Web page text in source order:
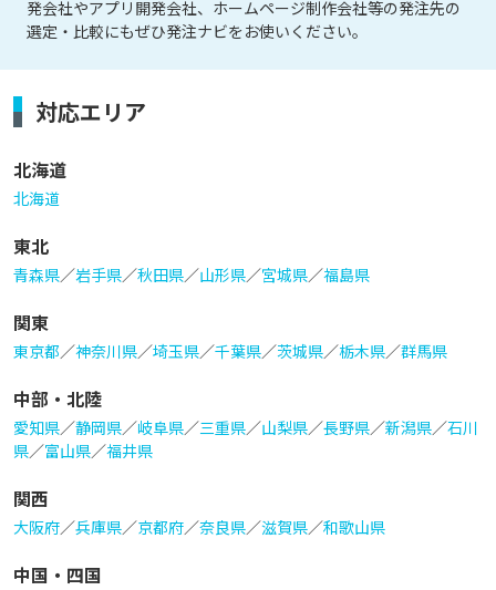
発会社やアプリ開発会社、ホームページ制作会社等の発注先の
選定・比較にもぜひ発注ナビをお使いください。
対応エリア
北海道
北海道
東北
青森県／岩手県／秋田県／山形県／宮城県／福島県
関東
東京都／神奈川県／埼玉県／千葉県／茨城県／栃木県／群馬県
中部・北陸
愛知県／静岡県／岐阜県／三重県／山梨県／長野県／新潟県／石川
県／富山県／福井県
関西
大阪府／兵庫県／京都府／奈良県／滋賀県／和歌山県
中国・四国